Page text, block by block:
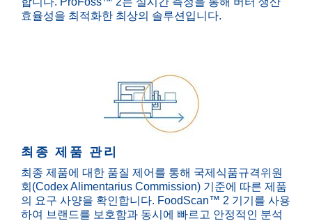
효율성을 최적화한 최상의 솔루션입니다.
최종 제품 관리
최종 제품에 대한 품질 제어를 통해 국제식품규격위원
회(Codex Alimentarius Commission) 기준에 따른 제품
의 요구 사양을 확인합니다. FoodScan™ 2 기기를 사용
하여 브랜드를 보호함과 동시에 빠르고 안정적인 분석